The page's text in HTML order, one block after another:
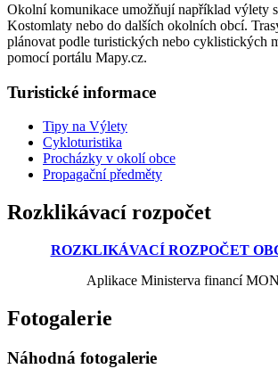
Okolní komunikace umožňují například výlety
Kostomlaty nebo do dalších okolních obcí.
plánovat podle turistických nebo cyklistických
pomocí portálu Mapy.cz.
Turistické informace
Tipy na Výlety
Cykloturistika
Procházky v okolí obce
Propagační předměty
Rozklikávací rozpočet
ROZKLIKÁVACÍ ROZPOČET
Aplikace Ministerva financí
Fotogalerie
Náhodná fotogalerie